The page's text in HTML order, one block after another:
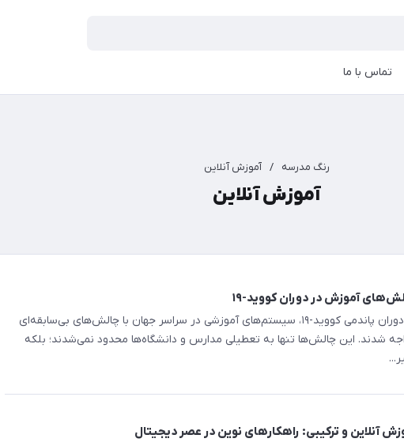
تماس با ما
رنگ مدرسه / آموزش آنلاین
آموزش آنلاین
آموزش در دوران کووید-۱۹
در دوران پاندمی کووید-۱۹، سیستم‌های آموزشی در سراسر جهان با چالش‌های بی‌سابقه‌ای
شدند. این چالش‌ها تنها به تعطیلی مدارس و دانشگاه‌ها محدود نمی‌شدند؛ بلکه
آنلاین و ترکیبی: راهکارهای نوین در عصر دیجیتال